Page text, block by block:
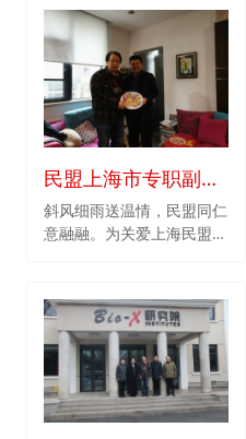
之际，交叉学科、交叉创新
屡屡成为新闻报道的焦点，
如：“交叉学科将成我国第
14个学科门类”、“国家自然
科学基金委成立第九大学
部：交叉学科”等等，作为
Bio-X研究院的院长，我备
受鼓舞。学科交叉历来都是
科技创新的源泉，诺贝尔奖
中数量众多的获奖者来自交
叉学科这一事实就是最好的
似乎又远远不似在“关键材
料”里列举一打学科门类、
规划几个发展特区、再成立
几个“X”科学协会那么简单
了？
民盟上海市专职副主
委来慰问贺林院士
斜风细雨送温情，民盟同仁
意融融。为关爱上海民盟优
日来到上海交通大学Bio-X
研究院慰问研究院院长贺林
院士。